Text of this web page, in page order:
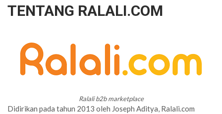
TENTANG RALALI.COM
Ralali b2b marketplace
Didirikan pada tahun 2013 oleh Joseph Aditya, Ralali.com